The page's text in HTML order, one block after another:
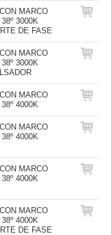
MARCO
3000K
DE FASE
MARCO
3000K
MARCO
4000K
MARCO
4000K
MARCO
4000K
MARCO
4000K
DE FASE